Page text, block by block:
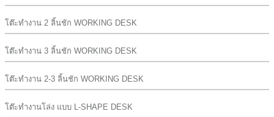
โต๊ะทำงาน 2 ลิ้นชัก WORKING DESK
โต๊ะทำงาน 3 ลิ้นชัก WORKING DESK
โต๊ะทำงาน 2-3 ลิ้นชัก WORKING DESK
โต๊ะทำงานโล่ง แบบ L-SHAPE DESK